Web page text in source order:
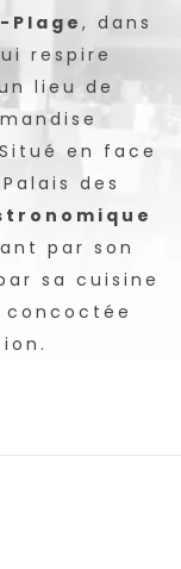
Plage , dans
respire
lieu de
en face
des
par son
sa cuisine
concoctée